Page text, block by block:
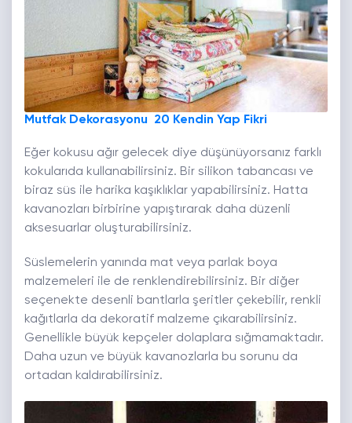
Mutfak Dekorasyonu 20 Kendin Yap Fikri
Eğer kokusu ağır gelecek diye düşünüyorsanız farklı
kokularıda kullanabilirsiniz. Bir silikon tabancası ve
biraz süs ile harika kaşıklıklar yapabilirsiniz. Hatta
kavanozları birbirine yapıştırarak daha düzenli
aksesuarlar oluşturabilirsiniz.
Süslemelerin yanında mat veya parlak boya
malzemeleri ile de renklendirebilirsiniz. Bir diğer
seçenekte desenli bantlarla şeritler çekebilir, renkli
kağıtlarla da dekoratif malzeme çıkarabilirsiniz.
Genellikle büyük kepçeler dolaplara sığmamaktadır.
Daha uzun ve büyük kavanozlarla bu sorunu da
ortadan kaldırabilirsiniz.